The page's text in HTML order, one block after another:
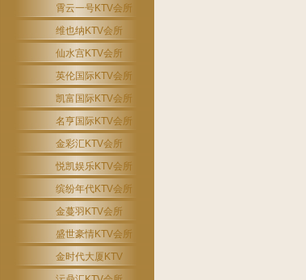
霄云一号KTV会所
维也纳KTV会所
仙水宫KTV会所
英伦国际KTV会所
凯富国际KTV会所
名亨国际KTV会所
金彩汇KTV会所
悦凯娱乐KTV会所
缤纷年代KTV会所
金蔓羽KTV会所
盛世豪情KTV会所
金时代大厦KTV